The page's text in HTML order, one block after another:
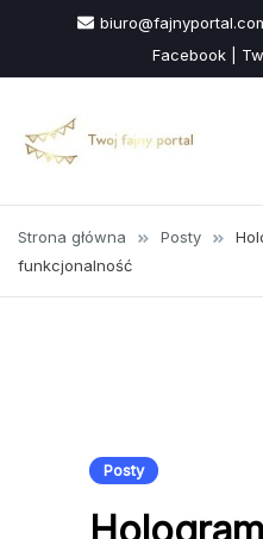
treści
Facebook |
Strona główna Posty
funkcjonalność
Posty